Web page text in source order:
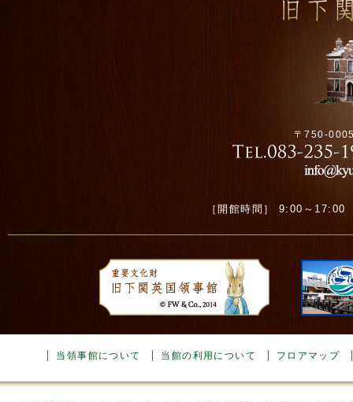
〒750-
［開館時間］ 9:00～
当領事館について 当館の利用について フロアマップ